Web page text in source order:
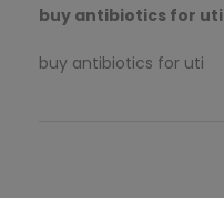
buy antibiotics for uti
buy antibiotics for uti